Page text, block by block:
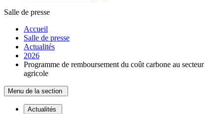
Salle de presse
Accueil
Salle de presse
Actualités
2026
Programme de remboursement du coût carbone au secteur
agricole
Menu de la section
Actualités